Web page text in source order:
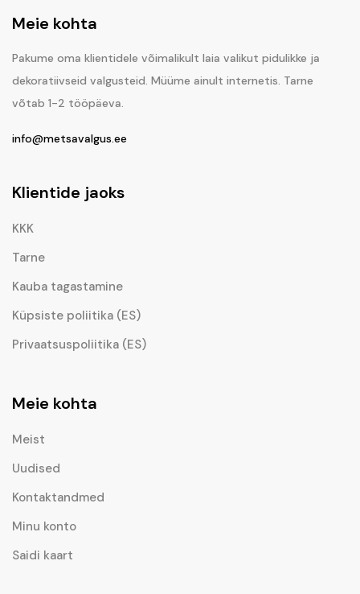
Meie kohta
Pakume oma klientidele võimalikult laia valikut pidulikke ja
dekoratiivseid valgusteid. Müüme ainult internetis. Tarne
võtab 1-2 tööpäeva.
info@metsavalgus.ee
Klientide jaoks
KKK
Tarne
Kauba tagastamine
Küpsiste poliitika (ES)
Privaatsuspoliitika (ES)
Meie kohta
Meist
Uudised
Kontaktandmed
Minu konto
Saidi kaart